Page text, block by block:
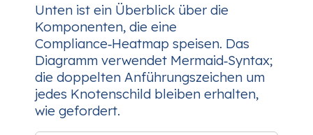
Unten ist ein Überblick über die
Komponenten, die eine
Compliance‑Heatmap speisen. Das
Diagramm verwendet Mermaid‑Syntax;
die doppelten Anführungszeichen um
jedes Knotenschild bleiben erhalten,
wie gefordert.